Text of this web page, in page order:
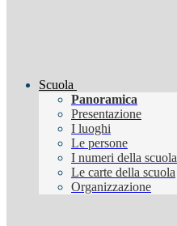
Scuola
Panoramica
Presentazione
I luoghi
Le persone
I numeri della scuola
Le carte della scuola
Organizzazione